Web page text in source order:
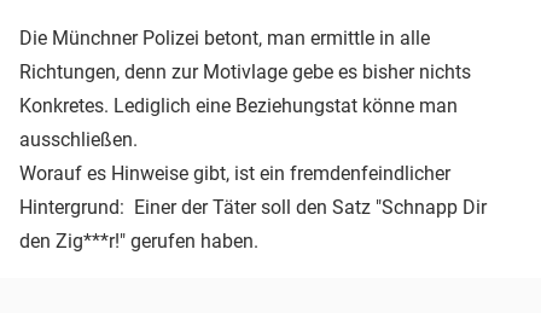
Die Münchner Polizei betont, man ermittle in alle
Richtungen, denn zur Motivlage gebe es bisher nichts
Konkretes. Lediglich eine Beziehungstat könne man
ausschließen.
Worauf es Hinweise gibt, ist ein fremdenfeindlicher
Hintergrund: Einer der Täter soll den Satz "Schnapp Dir
den Zig***r!" gerufen haben.